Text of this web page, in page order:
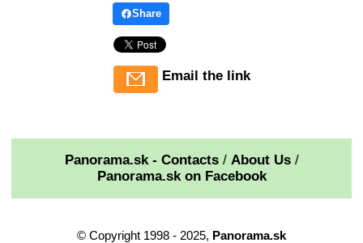
Share
Email the link
Panorama.sk - Contacts/ About Us/
Panorama.sk on Facebook
© Copyright 1998 - 2025, Panorama.sk